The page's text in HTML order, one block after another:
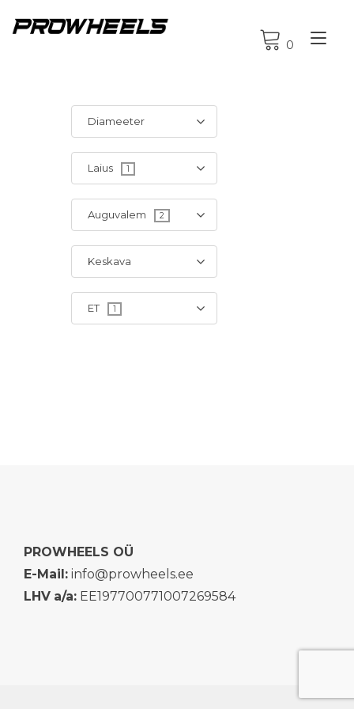
0
Diameeter
Laius 1
Auguvalem 2
Keskava
ET 1
PROWHEELS OÜ
E-Mail: info@prowheels.ee
LHV a/a: EE197700771007269584